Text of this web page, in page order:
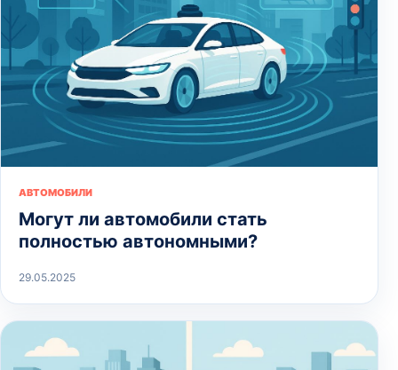
АВТОМОБИЛИ
Могут ли автомобили стать
полностью автономными?
29.05.2025